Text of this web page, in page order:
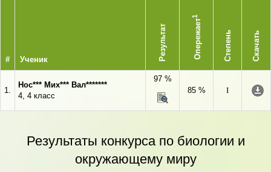
# Ученик Результат Опережает
1
Степень Скачать
1.
Нос*** Мих*** Вал*******
4, 4 класс
97 %
85 %
I
Результаты конкурса по биологии и
окружающему миру